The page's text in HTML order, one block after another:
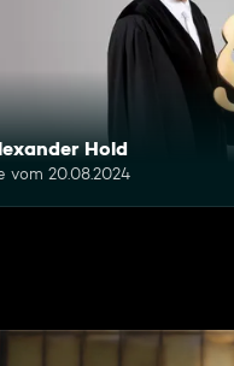
Hold
vom 20.08.2024